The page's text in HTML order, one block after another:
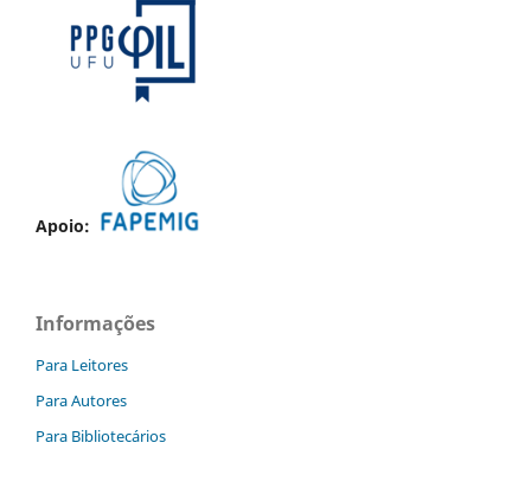
Apoio:
Informações
Para Leitores
Para Autores
Para Bibliotecários